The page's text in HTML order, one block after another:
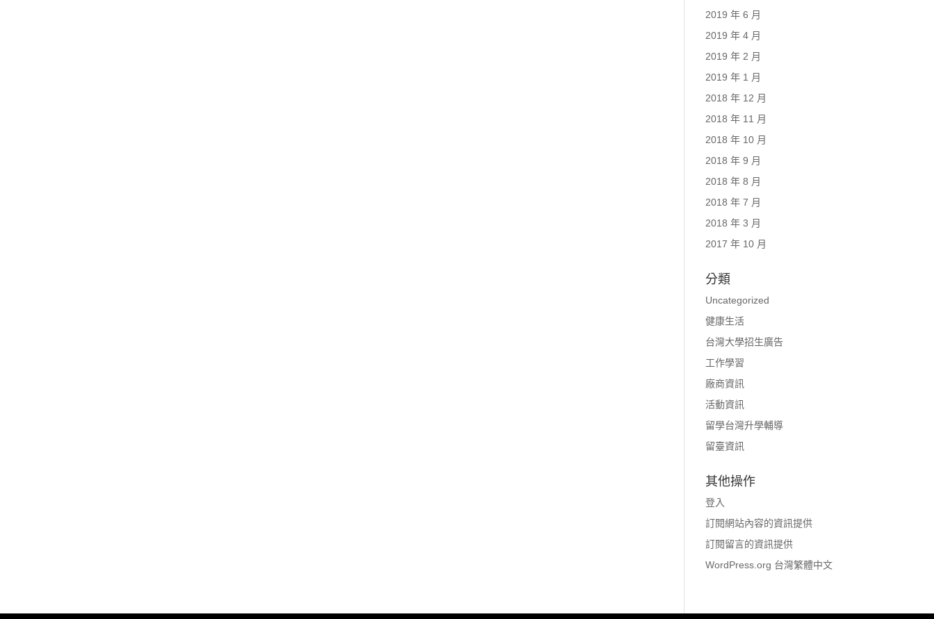
2019 年 6 月
2019 年 4 月
2019 年 2 月
2019 年 1 月
2018 年 12 月
2018 年 11 月
2018 年 10 月
2018 年 9 月
2018 年 8 月
2018 年 7 月
2018 年 3 月
2017 年 10 月
分類
Uncategorized
健康生活
台灣大學招生廣告
工作學習
廠商資訊
活動資訊
留學台灣升學輔導
留臺資訊
其他操作
登入
訂閱網站內容的資訊提供
訂閱留言的資訊提供
WordPress.org 台灣繁體中文